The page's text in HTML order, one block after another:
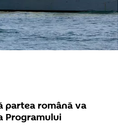
partea română va
Programului